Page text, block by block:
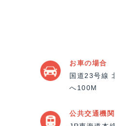
お車の場合
国道23号線
へ100M
公共交通機